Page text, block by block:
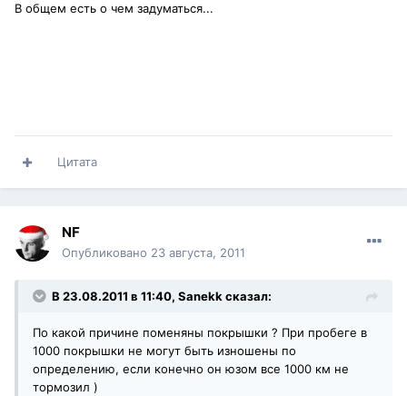
В общем есть о чем задуматься...
Цитата
NF
Опубликовано 23 августа, 2011
В 23.08.2011 в 11:40, Sanekk сказал:
По какой причине поменяны покрышки ? При пробеге в
1000 покрышки не могут быть изношены по
определению, если конечно он юзом все 1000 км не
тормозил )